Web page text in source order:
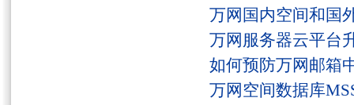
万网国内空间和国
万网服务器云平台
如何预防万网邮箱
万网空间数据库